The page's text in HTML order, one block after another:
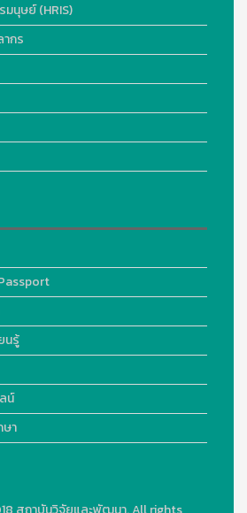
นุษย์ (HRIS)
กร
นรู้
น์
า